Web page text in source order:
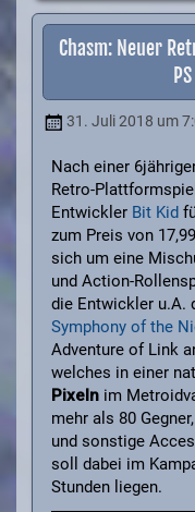
Chasm: Neuer
31. Juli 2018 um
Nach einer
Retro-
Entwickler Bit Kid
zum Preis von
sich um eine
und Action-
die Entwickler u.A.
Symphony of the
Adventure of Link
welches in einer
Pixelnim
mehr als 80
und sonstige
soll dabei im
Stunden liegen.